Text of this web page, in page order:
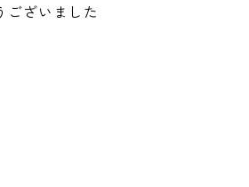
ございました